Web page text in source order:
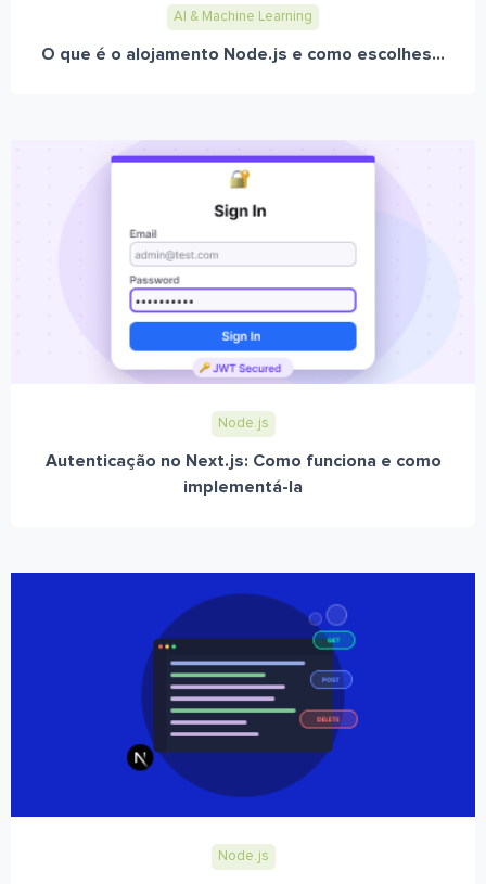
AI & Machine Learning
O que é o alojamento Node.js e como escolhes...
Node.js
Autenticação no Next.js: Como funciona e como
implementá-la
Node.js